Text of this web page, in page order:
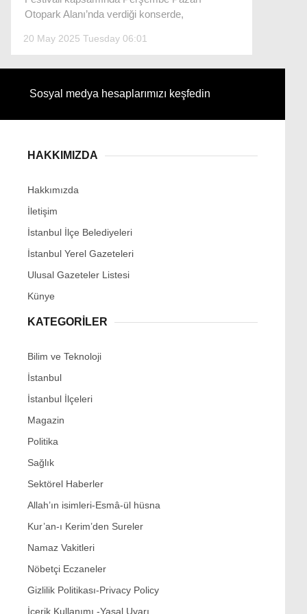
Otopark Alanı’nda verdiği konserde,
20 May 2025 Tuesday 06:01
Sosyal medya hesaplarımızı keşfedin
HAKKIMIZDA
Hakkımızda
İletişim
İstanbul İlçe Belediyeleri
İstanbul Yerel Gazeteleri
Ulusal Gazeteler Listesi
Künye
KATEGORİLER
Bilim ve Teknoloji
İstanbul
İstanbul İlçeleri
Magazin
Politika
Sağlık
Sektörel Haberler
Allah’ın isimleri-Esmâ-ül hüsna
Kur’an-ı Kerim’den Sureler
Namaz Vakitleri
Nöbetçi Eczaneler
Gizlilik Politikası-Privacy Policy
İçerik Kullanımı -Yasal Uyarı